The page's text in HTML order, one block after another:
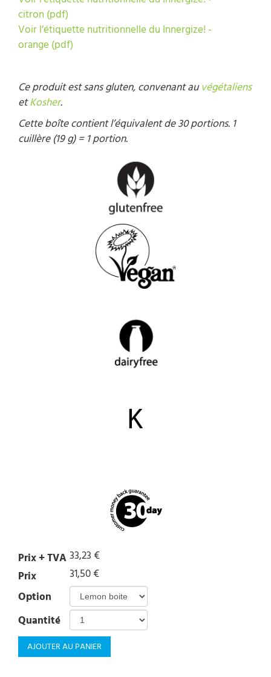
citron (pdf)
Voir l’étiquette nutritionnelle du Innergize! -
orange (pdf)
Ce produit est sans gluten, convenant auvégétaliens
etKosher.
Cette boîte contient l’équivalent de 30 portions. 1
cuillère (19 g) = 1 portion.
Prix + TVA33,23 €
Prix
31,50 €
Option
Quantité
AJOUTER AU PANIER